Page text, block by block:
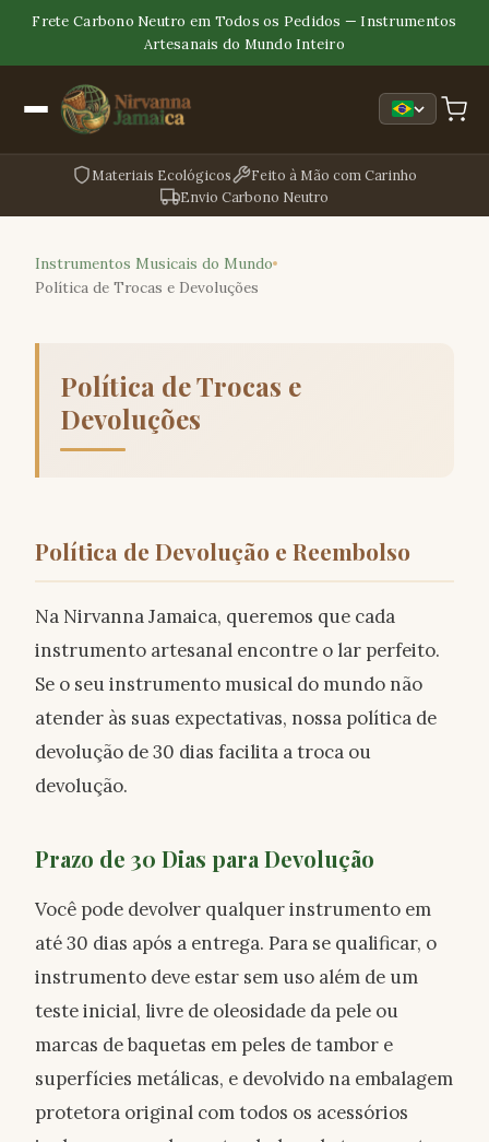
Frete Carbono Neutro em Todos os Pedidos — Instrumentos
Artesanais do Mundo Inteiro
Materiais Ecológicos
Feito à Mão com Carinho
Envio Carbono Neutro
Instrumentos Musicais do Mundo
Política de Trocas e Devoluções
Política de Trocas e
Devoluções
Política de Devolução e Reembolso
Na Nirvanna Jamaica, queremos que cada
instrumento artesanal encontre o lar perfeito.
Se o seu instrumento musical do mundo não
atender às suas expectativas, nossa política de
devolução de 30 dias facilita a troca ou
devolução.
Prazo de 30 Dias para Devolução
Você pode devolver qualquer instrumento em
até 30 dias após a entrega. Para se qualificar, o
instrumento deve estar sem uso além de um
teste inicial, livre de oleosidade da pele ou
marcas de baquetas em peles de tambor e
superfícies metálicas, e devolvido na embalagem
protetora original com todos os acessórios